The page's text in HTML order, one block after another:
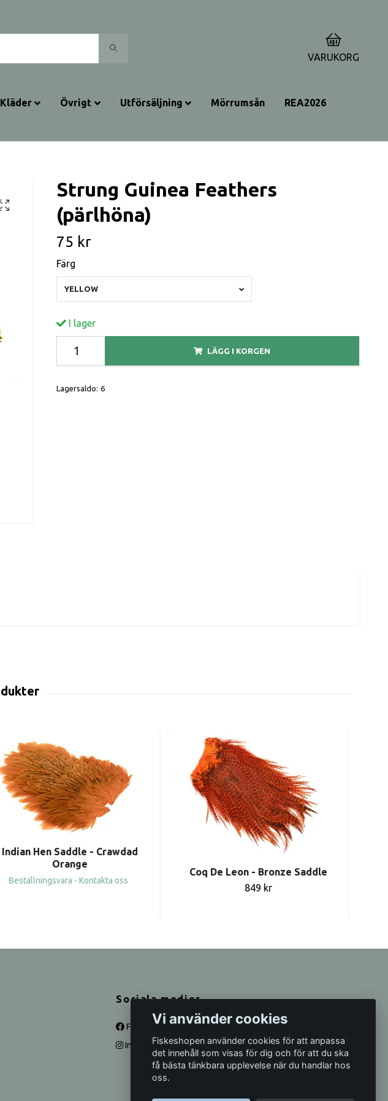
0
VARUKORG
Kläder Övrigt Utförsäljning Mörrumsån REA2026
Strung Guinea Feathers
(pärlhöna)
75 kr
Färg
YELLOW
I lager
LÄGG I KORGEN
Lagersaldo: 6
Indian Hen Saddle - Crawdad
Orange
Beställningsvara - Kontakta oss
Coq De Leon - Bronze Saddle
849 kr
Sociala medier
Facebook
Instagram
Vi använder cookies
Fiskeshopen använder cookies för att anpassa
det innehåll som visas för dig och för att du ska
få bästa tänkbara upplevelse när du handlar hos
oss.